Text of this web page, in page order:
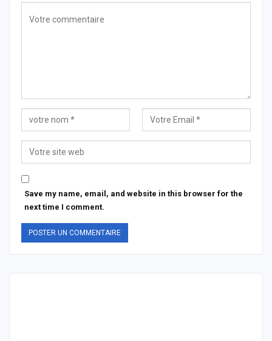
Save my name, email, and website in this browser for the
next time I comment.